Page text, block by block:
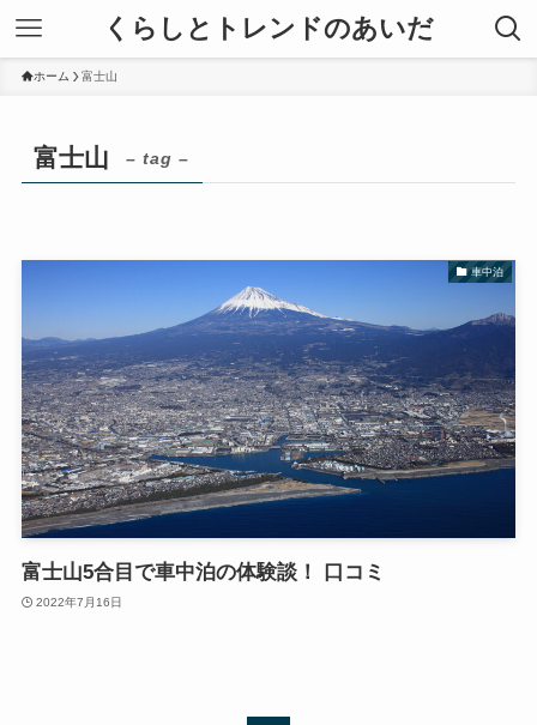
くらしとトレンドのあいだ
ホーム 富士山
富士山 – tag –
車中泊
富士山5合目で車中泊の体験談！ 口コミ
2022年7月16日